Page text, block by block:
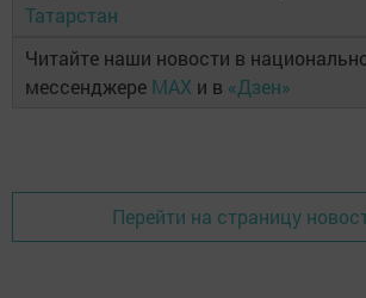
Татарстан
Читайте наши новости в
мессенджере MAX и в «Дзен»
Перейти на страницу